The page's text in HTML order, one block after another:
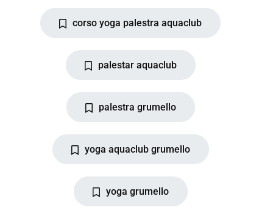
corso yoga palestra aquaclub
palestar aquaclub
palestra grumello
yoga aquaclub grumello
yoga grumello